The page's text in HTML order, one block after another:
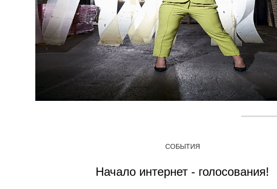
СОБЫТИЯ
Начало интернет - голосования!